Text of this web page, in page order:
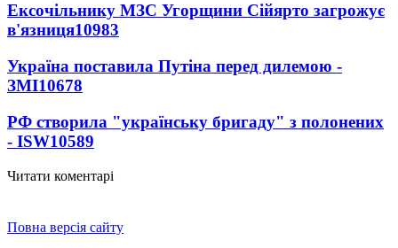
Ексочільнику МЗС Угорщини Сійярто загрожує
в'язниця10983
Україна поставила Путіна перед дилемою -
ЗМІ10678
РФ створила "українську бригаду" з полонених
- ISW10589
Читати коментарі
Повна версія сайту